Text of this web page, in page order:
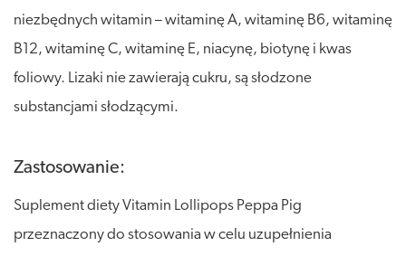
niezbędnych witamin – witaminę A, witaminę B6, witaminę
B12, witaminę C, witaminę E, niacynę, biotynę i kwas
foliowy. Lizaki nie zawierają cukru, są słodzone
substancjami słodzącymi.
Zastosowanie:
Suplement diety Vitamin Lollipops Peppa Pig
przeznaczony do stosowania w celu uzupełnienia